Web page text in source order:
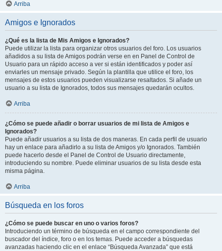
Arriba
Amigos e Ignorados
¿Qué es la lista de Mis Amigos e Ignorados?
Puede utilizar la lista para organizar otros usuarios del foro. Los usuarios
añadidos a su lista de Amigos podrán verse en en Panel de Control de
Usuario para un rápido acceso a ver si están identificados y poder así
enviarles un mensaje privado. Según la plantilla que utilice el foro, los
mensajes de estos usuarios pueden visualizarse resaltados. Si añade un
usuario a su lista de Ignorados, todos sus mensajes quedarán ocultos.
Arriba
¿Cómo se puede añadir o borrar usuarios de mi lista de Amigos e
Ignorados?
Puede añadir usuarios a su lista de dos maneras. En cada perfil de usuario
hay un enlace para añadirlo a su lista de Amigos y/o Ignorados. También
puede hacerlo desde el Panel de Control de Usuario directamente,
introduciendo su nombre. Puede eliminar usuarios de su lista desde esta
misma página.
Arriba
Búsqueda en los foros
¿Cómo se puede buscar en uno o varios foros?
Introduciendo un término de búsqueda en el campo correspondiente del
buscador del índice, foro o en los temas. Puede acceder a búsquedas
avanzadas haciendo clic en el enlace “Búsqueda Avanzada” que está